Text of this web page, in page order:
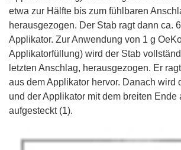
etwa zur Hälfte bis zum fühlbaren
herausgezogen. Der Stab ragt dann ca.
Applikator. Zur Anwendung von 1 g
Applikatorfüllung) wird der Stab
letzten Anschlag, herausgezogen. Er
aus dem Applikator hervor. Danach wird
und der Applikator mit dem breiten Ende
aufgesteckt (1).